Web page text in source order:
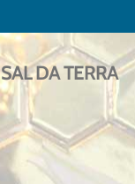
SAL DA TERRA